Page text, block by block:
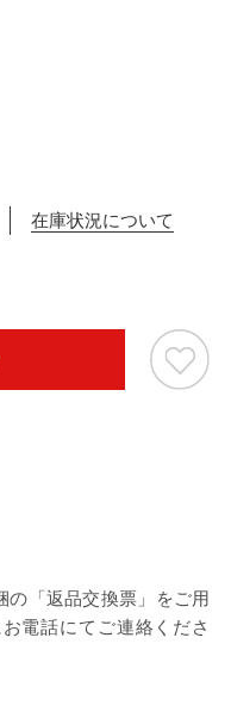
在庫状況について
の「返品交換票」をご用
電話にてご連絡くださ